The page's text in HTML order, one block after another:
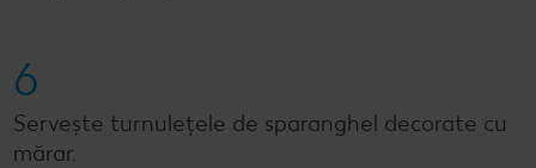
6
Servește turnulețele de sparanghel decorate cu
mărar.